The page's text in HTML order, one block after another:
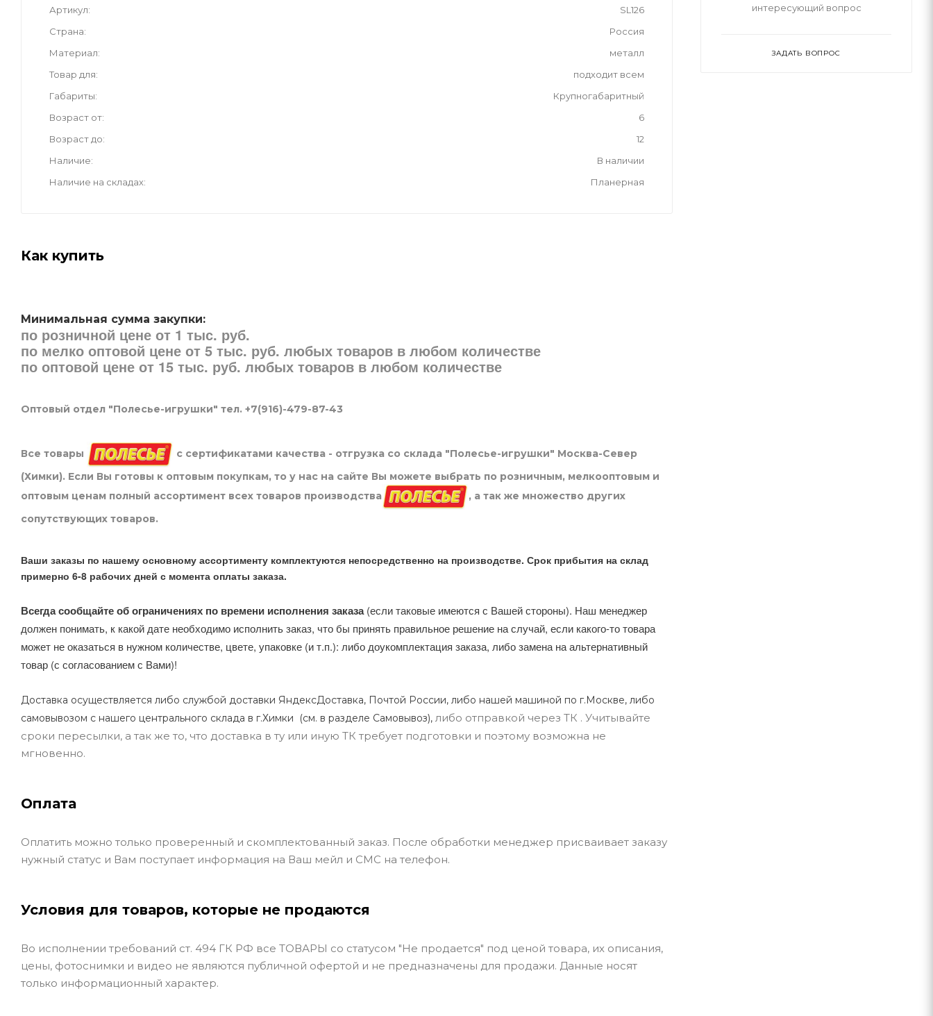
Артикул
SL126
Страна
Россия
Материал
металл
Товар для
подходит всем
Габариты
Крупногабаритный
Возраст от
6
Возраст до
12
Наличие
В наличии
Наличие на складах
Планерная
Как купить
Минимальная сумма закупки:
по розничной цене от 1 тыс. руб.
по мелко оптовой цене от 5 тыс. руб. любых товаров в любом количестве
по оптовой цене от 15 тыс. руб. любых товаров в любом количестве
Оптовый отдел "Полесье-игрушки" тел. +7(916)-479-87-43
Все товары
с сертификатами качества - отгрузка со склада "Полесье-игрушки" Москва-Север
(Химки). Если Вы готовы к оптовым покупкам, то у нас на сайте Вы можете выбрать по розничным, мелкооптовым и
оптовым ценам полный ассортимент всех товаров производства
, а так же множество других
сопутствующих товаров.
Ваши заказы по нашему основному ассортименту комплектуются непосредственно на производстве. Срок прибытия на склад
примерно 6-8 рабочих дней с момента оплаты заказа.
Всегда сообщайте об ограничениях по времени исполнения заказа(если таковые имеются с Вашей стороны). Наш менеджер
должен понимать, к какой дате необходимо исполнить заказ, что бы принять правильное решение на случай, если какого-то товара
может не оказаться в нужном количестве, цвете, упаковке (и т.п.): либо доукомплектация заказа, либо замена на альтернативный
товар (с согласованием с Вами)!
Доставка осуществляется либо службой доставки ЯндексДоставка, Почтой России, либо нашей машиной по г.Москве, либо
самовывозом с нашего центрального склада в г.Химки (см. в разделе Самовывоз), либо отправкой через ТК . Учитывайте
сроки пересылки, а так же то, что доставка в ту или иную ТК требует подготовки и поэтому возможна не
мгновенно.
Оплата
Оплатить можно только проверенный и скомплектованный заказ. После обработки менеджер присваивает заказу
нужный статус и Вам поступает информация на Ваш мейл и СМС на телефон.
Условия для товаров, которые не продаются
Во исполнении требований ст. 494 ГК РФ все ТОВАРЫ со статусом "Не продается" под ценой товара, их описания,
цены, фотоснимки и видео не являются публичной офертой и не предназначены для продажи. Данные носят
только информационный характер.
интересующий вопрос
ЗАДАТЬ ВОПРОС